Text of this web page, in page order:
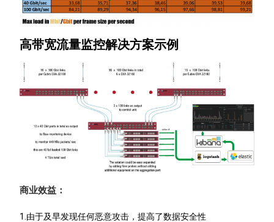
高带宽流量监控解决方案示例
商业效益：
1.由于及早发现任何恶意攻击，提高了数据安全性